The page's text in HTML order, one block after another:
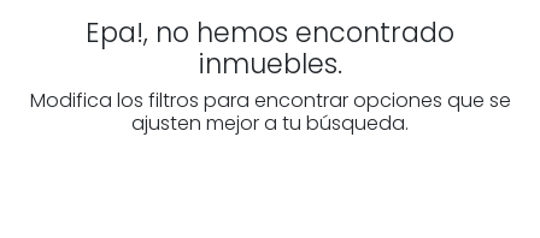
Epa!, no hemos encontrado
inmuebles.
Modifica los filtros para encontrar opciones que se
ajusten mejor a tu búsqueda.